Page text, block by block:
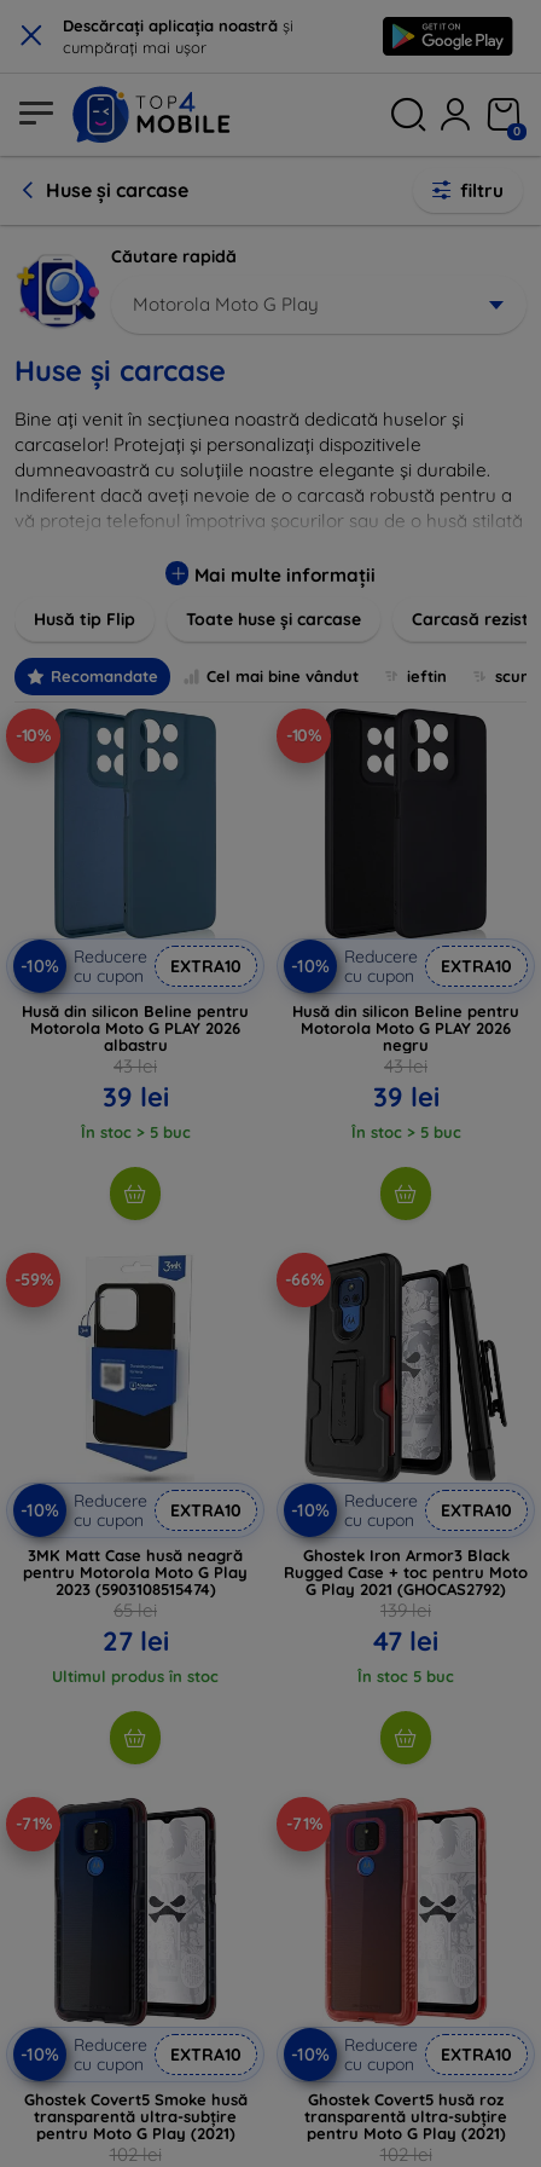
× Descărcați aplicația noastră și
cumpărați mai ușor
0
Huse și carcase filtru
Căutare rapidă
Motorola Moto G Play
Huse și carcase
Bine ați venit în secțiunea noastră dedicată huselor și
carcaselor! Protejați și personalizați dispozitivele
dumneavoastră cu soluțiile noastre elegante și durabile.
Indiferent dacă aveți nevoie de o carcasă robustă pentru a
vă proteja telefonul împotriva șocurilor sau de o husă stilată
îndeplinească toate cerințele dvs. Descoperiți varietatea
designuri inovatoare menite să ofere nu doar protecție, ci și
Mai multe informații
Husă tip Flip Toate huse și carcase Carcasă
Recomandate Cel mai bine vândut ieftin
-10%
-10%
Reducere
cu cupon
EXTRA10
Husă din silicon Beline pentru
Motorola Moto G PLAY 2026
albastru
43 lei
39 lei
În stoc > 5 buc
-10%
-10%
Reducere
cu cupon
EXTRA10
Husă din silicon Beline pentru
Motorola Moto G PLAY 2026
negru
43 lei
39 lei
În stoc > 5 buc
-59%
-10%
Reducere
cu cupon
EXTRA10
3MK Matt Case husă neagră
pentru Motorola Moto G Play
2023 (5903108515474)
65 lei
27 lei
Ultimul produs în stoc
-66%
-10%
Reducere
cu cupon
EXTRA10
Ghostek Iron Armor3 Black
Rugged Case + toc pentru Moto
G Play 2021 (GHOCAS2792)
139 lei
47 lei
În stoc 5 buc
-71%
-10%
Reducere
cu cupon
EXTRA10
Ghostek Covert5 Smoke husă
transparentă ultra-subțire
pentru Moto G Play (2021)
102 lei
-71%
-10%
Reducere
cu cupon
EXTRA10
Ghostek Covert5 husă roz
transparentă ultra-subțire
pentru Moto G Play (2021)
102 lei